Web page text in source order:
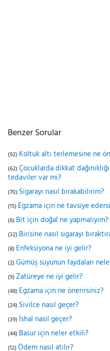
Benzer Sorular
(92) Koltuk altı terlemesine ne
(62) Çocuklarda dikkat
tedaviler var mı?
(70) Sigarayı nasıl bırakabilirim?
(15) Egzama için ne tavsiye
(6) Bit için doğal ne yapmalıyım?
(32) Birisine nasıl sigarayı
(8) Enfeksiyona ne iyi gelir?
(2) Gümüş suyunun faydaları
(9) Zatüreye ne iyi gelir?
(48) Egzama için ne önerirsiniz?
(24) Sivilce nasıl geçer?
(39) İshal nasıl geçer?
(44) Basur için neler etkili?
(12) Ödem nasıl atılır?